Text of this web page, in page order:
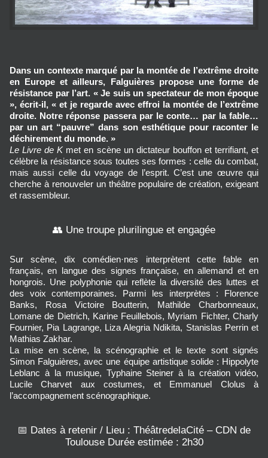
Dans un contexte marqué par la montée de l’extrême droite
en Europe et ailleurs, Falguières propose une forme de
résistance par l’art. « Je suis un spectateur de mon époque
», écrit-il, « et je regarde avec effroi la montée de l’extrême
droite. Notre réponse passera par le conte… par la fable…
par un art “pauvre” dans son esthétique pour raconter le
déchirement du monde. »
Le Livre de Kmet en scène un dictateur bouffon et terrifiant, et
célèbre la résistance sous toutes ses formes : celle du combat,
mais aussi celle du voyage de l’esprit. C’est une œuvre qui
cherche à renouveler un théâtre populaire de création, exigeant
et rassembleur.
👥 Une troupe plurilingue et engagée
Sur scène, dix comédien·nes interprètent cette fable en
français, en langue des signes française, en allemand et en
hongrois. Une polyphonie qui reflète la diversité des luttes et
des voix contemporaines. Parmi les interprètes : Florence
Banks, Rosa Victoire Boutterin, Mathilde Charbonneaux,
Lomane de Dietrich, Karine Feuillebois, Myriam Fichter, Charly
Fournier, Pia Lagrange, Liza Alegria Ndikita, Stanislas Perrin et
Mathias Zakhar.
La mise en scène, la scénographie et le texte sont signés
Simon Falguières, avec une équipe artistique solide : Hippolyte
Leblanc à la musique, Typhaine Steiner à la création vidéo,
Lucile Charvet aux costumes, et Emmanuel Clolus à
l’accompagnement scénographique.
📅 Dates à retenir / Lieu : ThéâtredelaCité – CDN de
Toulouse Durée estimée : 2h30